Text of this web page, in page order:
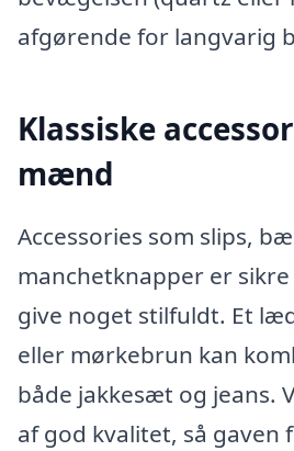
afgørende for langvarig
Klassiske
mænd
Accessories som slips,
manchetknapper er
give noget stilfuldt. Et
eller mørkebrun kan
både jakkesæt og jeans.
af god kvalitet, så gaven